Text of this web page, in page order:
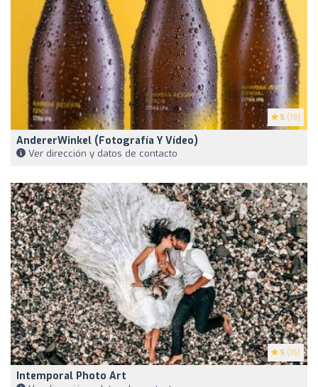
5 (19)
AndererWinkel (Fotografía Y Vídeo)
Ver dirección y datos de contacto
5 (15)
Intemporal Photo Art